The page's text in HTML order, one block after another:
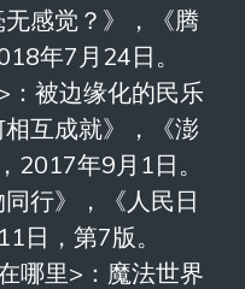
感觉？》，《腾
年7月24日。
：被边缘化的民乐
互成就》，《澎
2017年9月1日。
行》，《人民日
日，第7版。
哪里>：魔法世界